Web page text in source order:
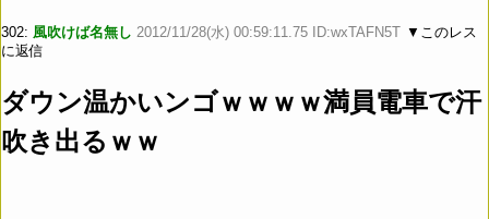
302: 風吹けば名無し 2012/11/28(水) 00:59:11.75 ID:wxTAFN5T ▼このレス
に返信
ダウン温かいンゴｗｗｗｗ満員電車で汗
吹き出るｗｗ